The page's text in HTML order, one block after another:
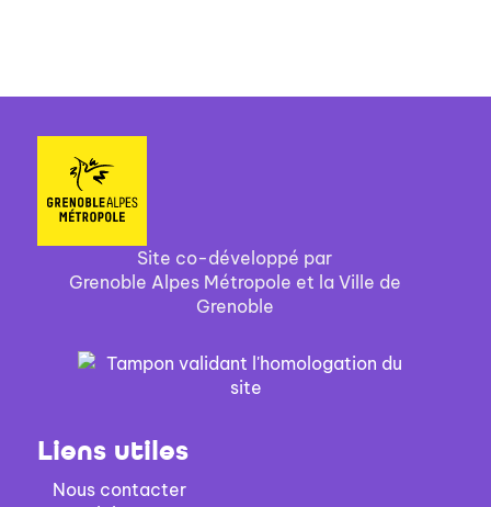
Site co-développé par
Grenoble Alpes Métropole et la Ville de
Grenoble
Liens utiles
Nous contacter